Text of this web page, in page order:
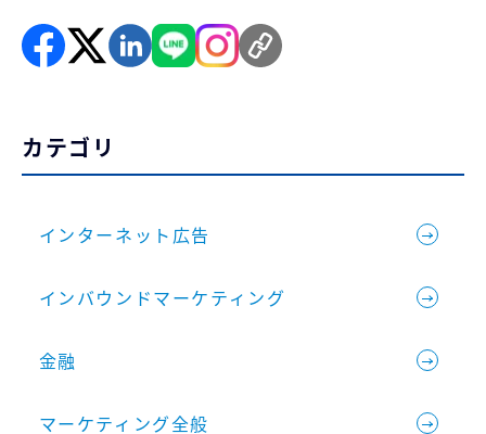
カテゴリ
インターネット広告
インバウンドマーケティング
金融
マーケティング全般